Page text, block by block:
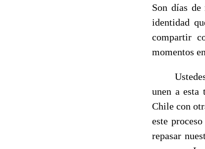
Son días de
identidad
compartir
momentos
Ustedes
unen a esta
Chile con
este
repasar